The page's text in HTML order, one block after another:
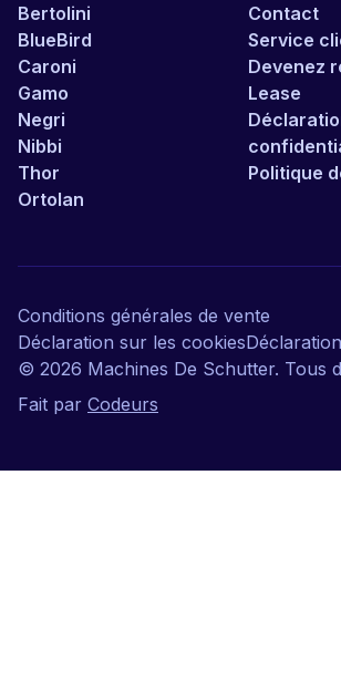
Bertolini
BlueBird
Caroni
Gamo
Negri
Nibbi
Thor
Ortolan
Contact
Service
Devenez
Lease
Politique
© 2026 Machines De Schutter. Tous
Fait par Codeurs
Conditions générales de vente
Déclaration sur les cookies